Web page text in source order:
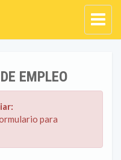
EMPLEO
para